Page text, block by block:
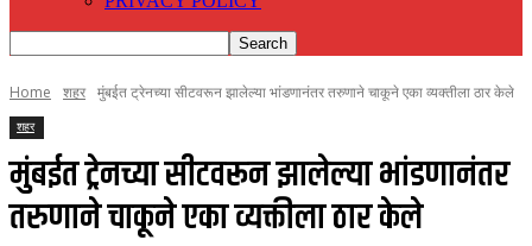
Home शहर मुंबईत ट्रेनच्या सीटवरून झालेल्या भांडणानंतर तरुणाने चाकूने एका व्यक्तीला ठार केले
शहर
मुंबईत ट्रेनच्या सीटवरून झालेल्या भांडणानंतर
तरुणाने चाकूने एका व्यक्तीला ठार केले